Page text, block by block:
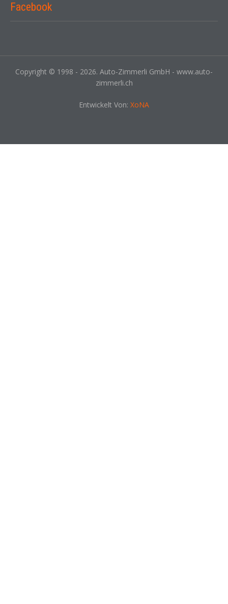
Facebook
Copyright © 1998 - 2026. Auto-Zimmerli GmbH - www.auto-
zimmerli.ch
Entwickelt Von: XoNA